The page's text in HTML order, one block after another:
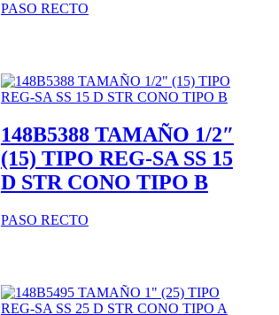
PASO RECTO
148B5388 TAMAÑO 1/2″
(15) TIPO REG-SA SS 15
D STR CONO TIPO B
PASO RECTO